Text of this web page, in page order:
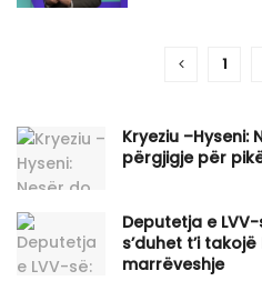
1
Kryeziu –Hyseni:
përgjigje për
Deputetja e
s’duhet t’i
marrëveshje